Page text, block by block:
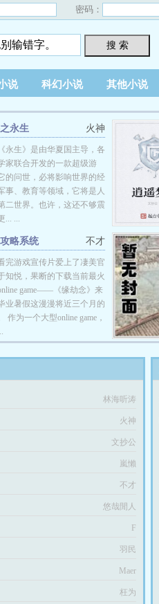
密码：
搜 索
说 科幻小说 其他小说
火神
永生
《永生》是由华夏国主导，各
家联合开发的一款超级游
的问世，必将影响世界的经
事、教育等领域，它将是人
二世界。也许，这还不够震
... ...
不才
略系统
完游戏宣传片爱上了凄美官
知悦，果断的下载当前最火
game——《缘劫念》来
业暑假这漫漫将近三个月的
作为一个大型online game，
林海听涛
火神
文抄公
嵐懶
不才
悠哉閒人
F
羽民
Maer
枉为